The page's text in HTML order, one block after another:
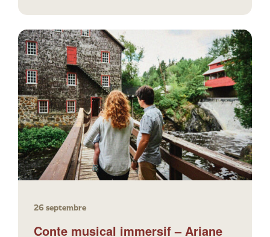
Conte musical immersif – Ariane
26 septembre